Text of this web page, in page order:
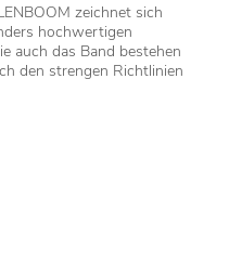
zeichnet sich
hochwertigen
auch das Band bestehen
den strengen Richtlinien